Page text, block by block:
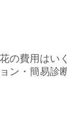
の費用はい
ン・簡易診